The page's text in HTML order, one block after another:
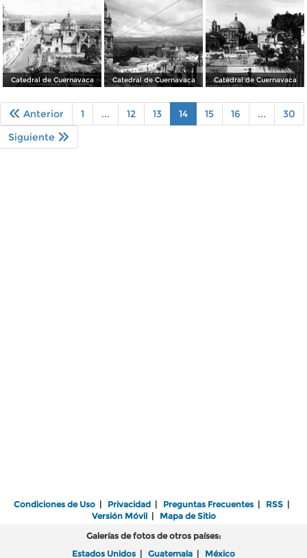
Catedral de Cuernavaca Catedral de Cuernavaca Catedral de Cuernavaca
Anterior 1 ... 12 13 14 15 16 ...
30
Siguiente
Condiciones de Uso | Privacidad | Preguntas Frecuentes | RSS |
Versión Móvil| Mapa de Sitio
Galerías de fotos de otros países:
Estados Unidos | Guatemala | México